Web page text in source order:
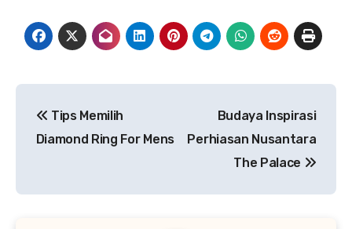
pos
Tips Memilih
Diamond Ring For Mens
Budaya Inspirasi
Perhiasan Nusantara
The Palace